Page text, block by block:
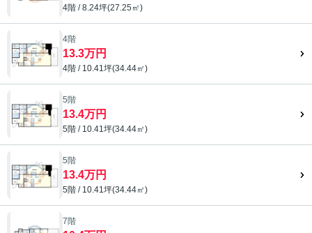
4階 / 8.24坪(27.25㎡)
4階
13.3万円
4階 / 10.41坪(34.44㎡)
5階
13.4万円
5階 / 10.41坪(34.44㎡)
5階
13.4万円
5階 / 10.41坪(34.44㎡)
7階